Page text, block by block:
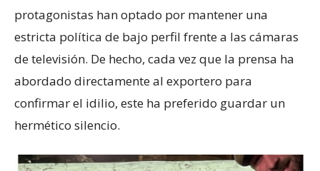
protagonistas han optado por mantener una
estricta política de bajo perfil frente a las cámaras
de televisión. De hecho, cada vez que la prensa ha
abordado directamente al exportero para
confirmar el idilio, este ha preferido guardar un
hermético silencio.